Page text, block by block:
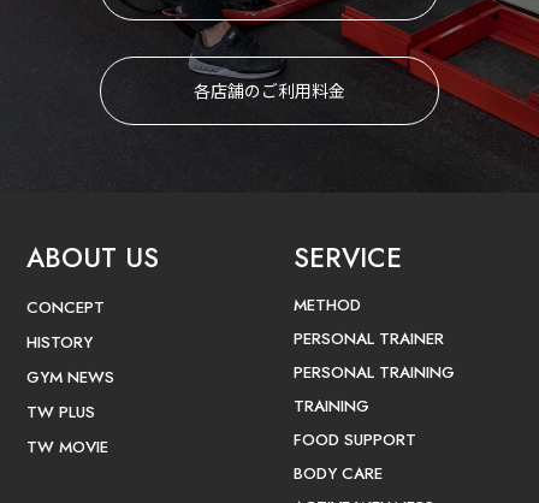
各店舗のご利用料金
ABOUT US
CONCEPT
HISTORY
GYM NEWS
TW PLUS
TW MOVIE
SERVICE
METHOD
PERSONAL TRAINER
PERSONAL TRAINING
TRAINING
FOOD SUPPORT
BODY CARE